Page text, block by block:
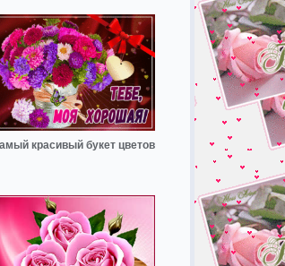
красивый букет цветов